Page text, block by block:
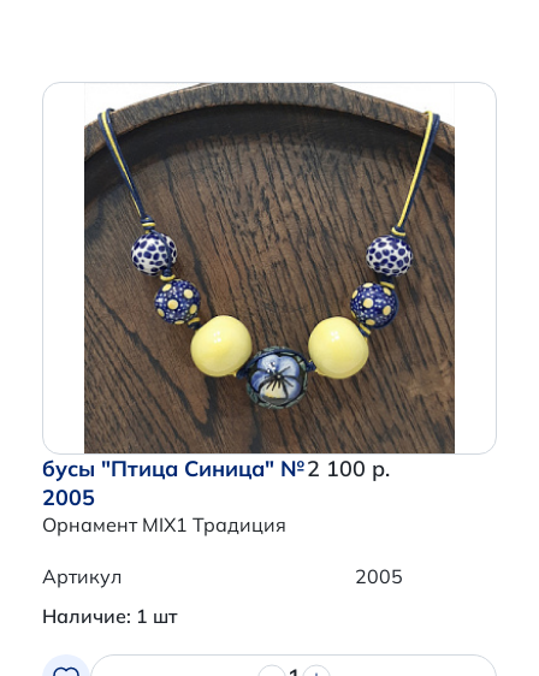
бусы "Птица Синица" №
2005
Орнамент MIX1 Традиция
2 100 р.
Артикул
2005
Наличие: 1 шт